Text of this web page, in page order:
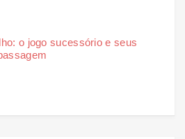
o jogo sucessório e seus